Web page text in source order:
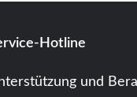
Hotline
und